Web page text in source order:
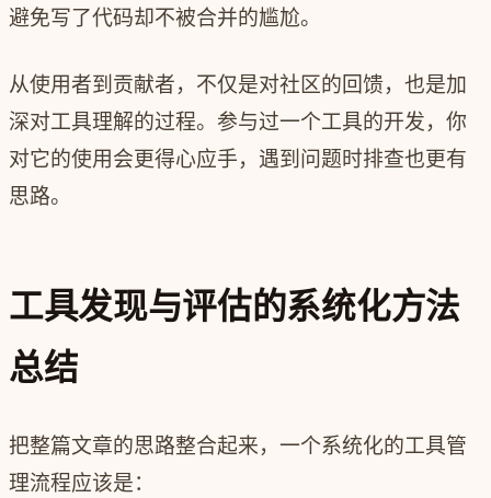
避免写了代码却不被合并的尴尬。
从使用者到贡献者，不仅是对社区的回馈，也是加
深对工具理解的过程。参与过一个工具的开发，你
对它的使用会更得心应手，遇到问题时排查也更有
思路。
工具发现与评估的系统化方法
总结
把整篇文章的思路整合起来，一个系统化的工具管
理流程应该是：